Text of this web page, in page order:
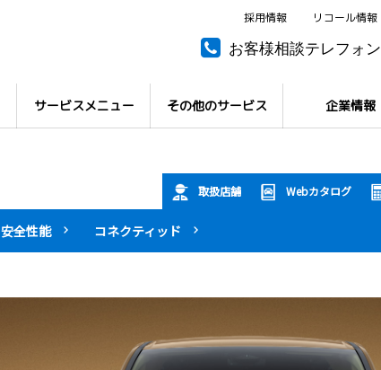
お客様相談テレフォン
サービスメニュー その他のサービス 企業情報
採用情報 リコール情報
取扱店舗 Webカタログ
安全性能 コネクティッド